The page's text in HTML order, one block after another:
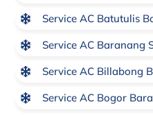
Service AC Batutulis
Service AC Baranang
Service AC Billabong
Service AC Bogor